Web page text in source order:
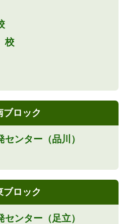
校
ブロック
ンター（品川）
ブロック
ンター（足立）